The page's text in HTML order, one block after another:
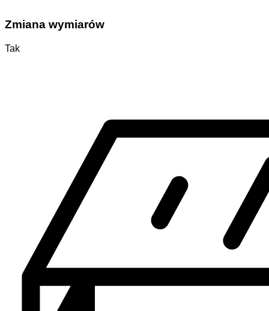
Zmiana wymiarów
Tak